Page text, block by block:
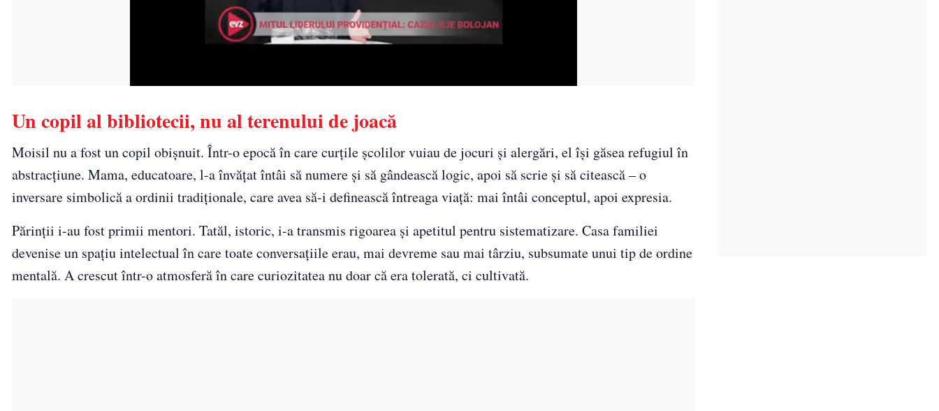
Un copil al bibliotecii, nu al terenului de joacă
Moisil nu a fost un copil obișnuit. Într-o epocă în care curțile școlilor vuiau de jocuri și alergări, el își găsea refugiul în
abstracțiune. Mama, educatoare, l-a învățat întâi să numere și să gândească logic, apoi să scrie și să citească – o
inversare simbolică a ordinii tradiționale, care avea să-i definească întreaga viață: mai întâi conceptul, apoi expresia.
Părinții i-au fost primii mentori. Tatăl, istoric, i-a transmis rigoarea și apetitul pentru sistematizare. Casa familiei
devenise un spațiu intelectual în care toate conversațiile erau, mai devreme sau mai târziu, subsumate unui tip de ordine
mentală. A crescut într-o atmosferă în care curiozitatea nu doar că era tolerată, ci cultivată.